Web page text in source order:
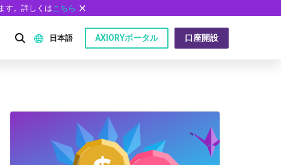
す。詳しくはこちら
日本語
日本語
Русский
AXIORYポータル 口座開設